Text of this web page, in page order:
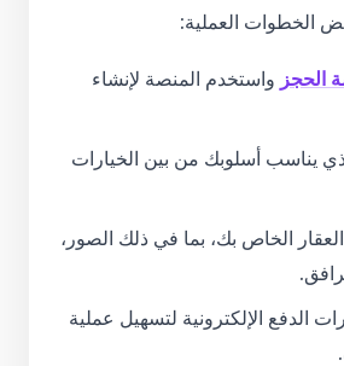
الحجز واستخدم المنصة لإنشاء
يناسب أسلوبك من بين الخيارات
الخاص بك، بما في ذلك الصور،
الدفع الإلكترونية لتسهيل عملية